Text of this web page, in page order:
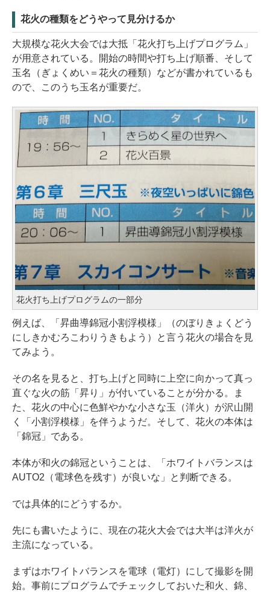
花火の種類をどうやって見分けるか
大規模な花火大会では大抵「花火打ち上げプログラム」
が用意されている。開始の時間や打ち上げ順番、そして
玉名（ぎょくめい＝花火の種類）などが書かれているも
ので、このうち玉名が重要だ。
花火打ち上げプログラムの一部分
例えば、「昇曲導錦冠小割浮模様」（のぼりきょくどう
にしきかむろこわりうきもよう）と言う花火の場合を見
てみよう。
その名を見ると、打ち上げと同時に上空に向かって真っ
直ぐな火の筋「昇り」が付いていることが分かる。ま
た、花火の中心に色鮮やかな小さな玉（洋火）が沢山開
く「小割浮模様」を伴うようだ。そして、花火の本体は
「錦冠」である。
本体が和火の錦冠ということは、「ホワイトバランスは
AUTO2（電球色を残す）が良いな」と判断できる。
では具体的にどうするか。
先にも書いたように、現在の花火大会では大半は洋火が
主流になっている。
まずはホワイトバランスを電球（電灯）にして撮影を開
始。事前にプログラムでチェックしておいた和火、錦、